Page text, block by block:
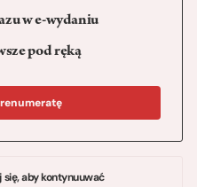
w e-wydaniu
pod ręką
się, aby kontynuuwać